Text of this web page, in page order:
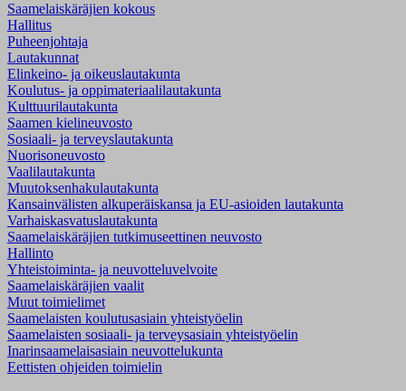
Saamelaiskäräjien kokous
Hallitus
Puheenjohtaja
Lautakunnat
Elinkeino- ja oikeuslautakunta
Koulutus- ja oppimateriaalilautakunta
Kulttuurilautakunta
Saamen kielineuvosto
Sosiaali- ja terveyslautakunta
Nuorisoneuvosto
Vaalilautakunta
Muutoksenhakulautakunta
Kansainvälisten alkuperäiskansa ja EU-asioiden lautakunta
Varhaiskasvatuslautakunta
Saamelaiskäräjien tutkimuseettinen neuvosto
Hallinto
Yhteistoiminta- ja neuvotteluvelvoite
Saamelaiskäräjien vaalit
Muut toimielimet
Saamelaisten koulutusasiain yhteistyöelin
Saamelaisten sosiaali- ja terveysasiain yhteistyöelin
Inarinsaamelaisasiain neuvottelukunta
Eettisten ohjeiden toimielin